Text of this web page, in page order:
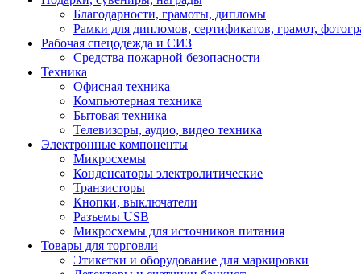
Благодарности, грамоты, дипломы
Рамки для дипломов, сертификатов, грамот,
Рабочая спецодежда и СИЗ
Средства пожарной безопасности
Техника
Офисная техника
Компьютерная техника
Бытовая техника
Телевизоры, аудио, видео техника
Электронные компоненты
Микросхемы
Конденсаторы электролитические
Транзисторы
Кнопки, выключатели
Разъемы USB
Микросхемы для источников питания
Товары для торговли
Этикетки и оборудование для маркировки